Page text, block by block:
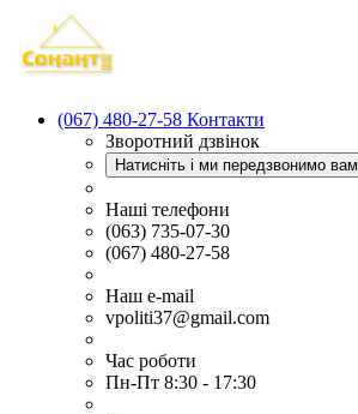
(067) 480-27-58 Контакти
Зворотний дзвінок
Натисніть і ми передзвонимо вам
Наші телефони
(063) 735-07-30
(067) 480-27-58
Наш e-mail
vpoliti37@gmail.com
Час роботи
Пн-Пт 8:30 - 17:30